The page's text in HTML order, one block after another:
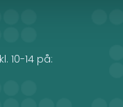
10-14 på: